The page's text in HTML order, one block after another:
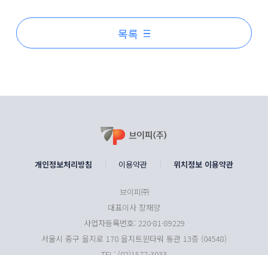
목록
개인정보처리방침 이용약관 위치정보 이용약관
브이피㈜
대표이사 장재양
사업자등록번호: 220-81-89229
서울시 중구 을지로 170 을지트윈타워 동관 13층 (04548)